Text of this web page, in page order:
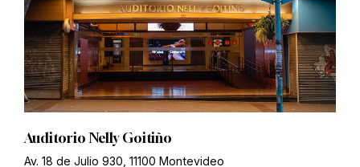
Auditorio Nelly Goitiño
Av. 18 de Julio 930, 11100 Montevideo